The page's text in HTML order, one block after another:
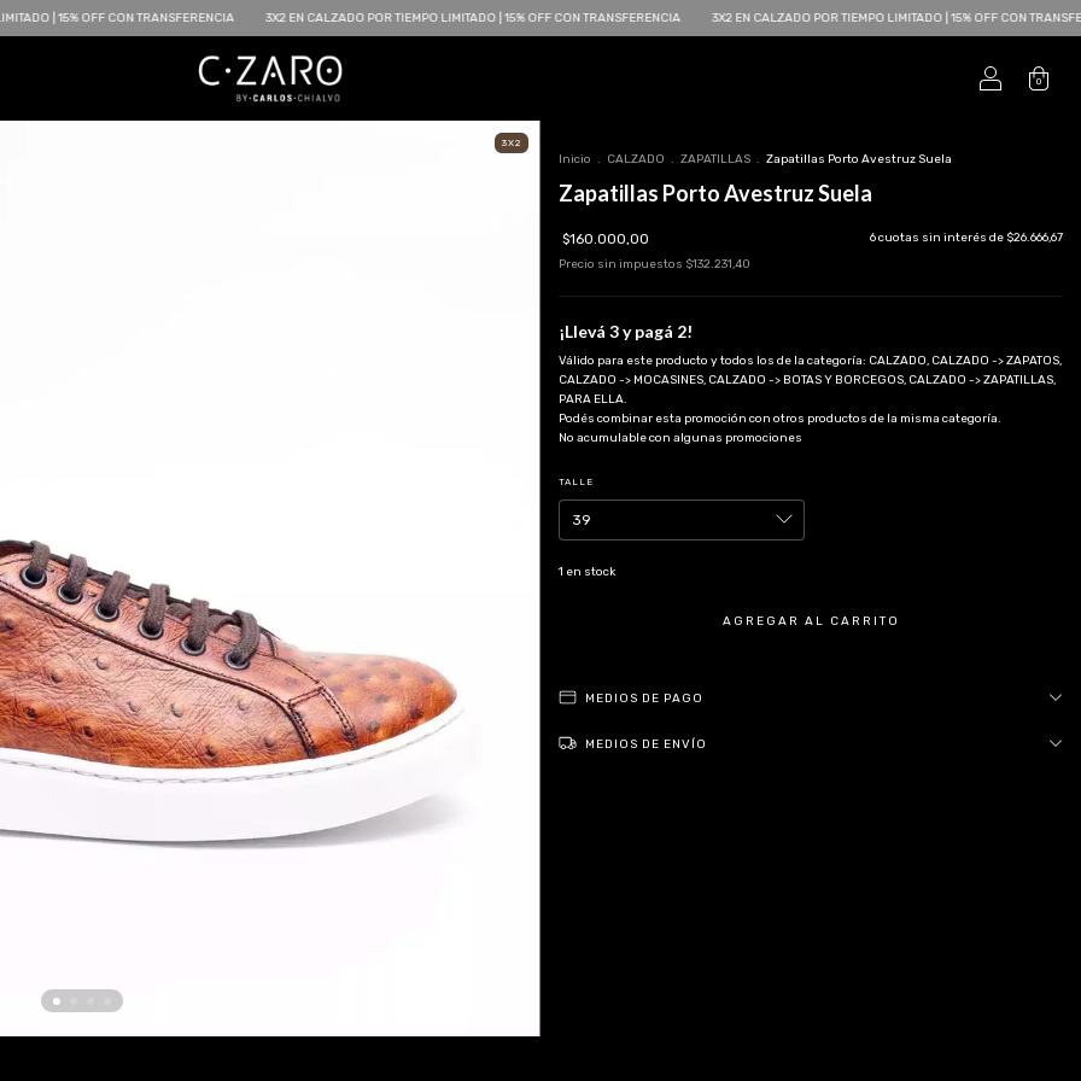
CON TRANSFERENCIA 3X2 EN CALZADO POR TIEMPO LIMITADO | 15% OFF CON TRANSFERENCIA 3X2 EN CALZADO POR TIEMPO LIMITADO | 15% OFF CON TRANSFERENCIA
0
3X2
Inicio . CALZADO . ZAPATILLAS . Zapatillas Porto Avestruz Suela
Zapatillas Porto Avestruz Suela
$160.000,00 6cuotas sin interés de $26.666,67
Precio sin impuestos $132.231,40
¡Llevá 3 y pagá 2!
Válido para este producto y todos los de la categoría: CALZADO, CALZADO -> ZAPATOS,
CALZADO -> MOCASINES, CALZADO -> BOTAS Y BORCEGOS, CALZADO -> ZAPATILLAS,
PARA ELLA.
Podés combinar esta promoción con otros productos de la misma categoría.
No acumulable con algunas promociones
TALLE
1 en stock
MEDIOS DE PAGO
MEDIOS DE ENVÍO